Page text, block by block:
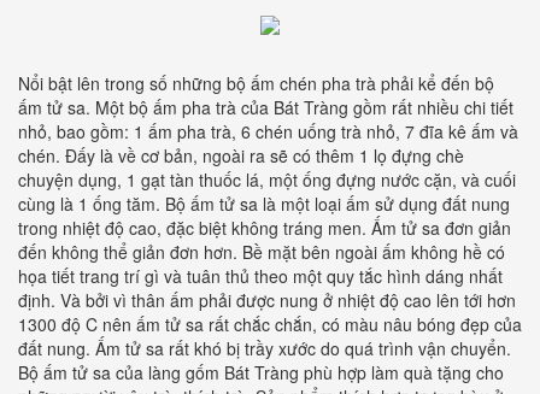
Nổi bật lên trong số những bộ ấm chén pha trà phải kể đến bộ
ấm tử sa. Một bộ ấm pha trà của Bát Tràng gồm rất nhiều chi tiết
nhỏ, bao gồm: 1 ấm pha trà, 6 chén uống trà nhỏ, 7 đĩa kê ấm và
chén. Đấy là về cơ bản, ngoài ra sẽ có thêm 1 lọ đựng chè
chuyện dụng, 1 gạt tàn thuốc lá, một ống đựng nước cặn, và cuối
cùng là 1 ống tăm. Bộ ấm tử sa là một loại ấm sử dụng đất nung
trong nhiệt độ cao, đặc biệt không tráng men. Ấm tử sa đơn giản
đến không thể giản đơn hơn. Bề mặt bên ngoài ấm không hề có
họa tiết trang trí gì và tuân thủ theo một quy tắc hình dáng nhất
định. Và bởi vì thân ấm phải được nung ở nhiệt độ cao lên tới hơn
1300 độ C nên ấm tử sa rất chắc chắn, có màu nâu bóng đẹp của
đất nung. Ấm tử sa rất khó bị trầy xước do quá trình vận chuyển.
Bộ ấm tử sa của làng gốm Bát Tràng phù hợp làm quà tặng cho